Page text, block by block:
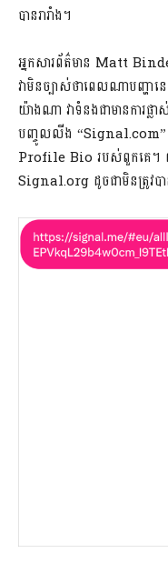
បានរារាំង។
អ្នកសារព័ត៌មាន Matt
វាមិនច្បាស់ថាពេលណាបញ្ហាន
យ៉ាងណា វាទំនងជាមានការផ្ល
បញ្ចូលលីង “Signal.com” ទ
Profile Bio របស់ពួកគេ។
Signal.org ដូចជាមិនត្រូវប